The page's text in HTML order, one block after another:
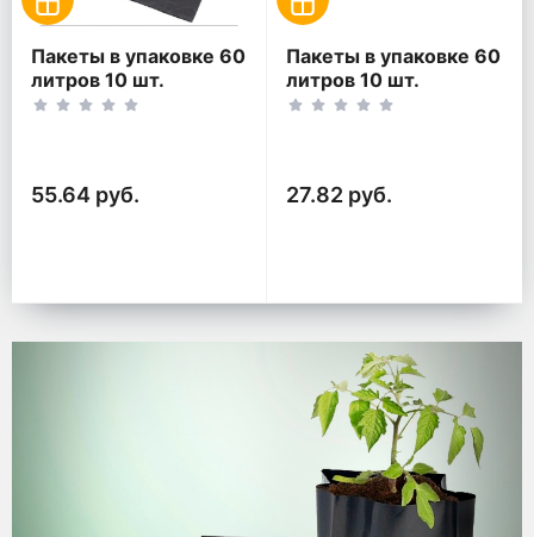
Пакеты в упаковке 60
литров 10 шт.
(10шт*2рул)
55.64 руб.
Пакеты в упаковке 60
литров 10 шт.
(10шт*1рул)
27.82 руб.